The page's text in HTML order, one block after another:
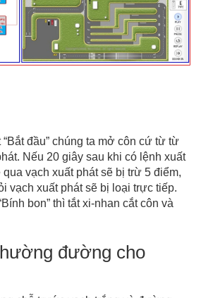
đầu” chúng ta mở côn cứ từ từ
Nếu 20 giây sau khi có lệnh xuất
vạch xuất phát sẽ bị trừ 5 điểm,
vạch xuất phát sẽ bị loại trực tiếp.
bon” thì tắt xi-nhan cắt côn và
đường cho